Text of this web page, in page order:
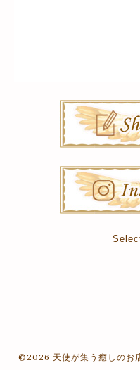
©2026 天使が集う癒しのお